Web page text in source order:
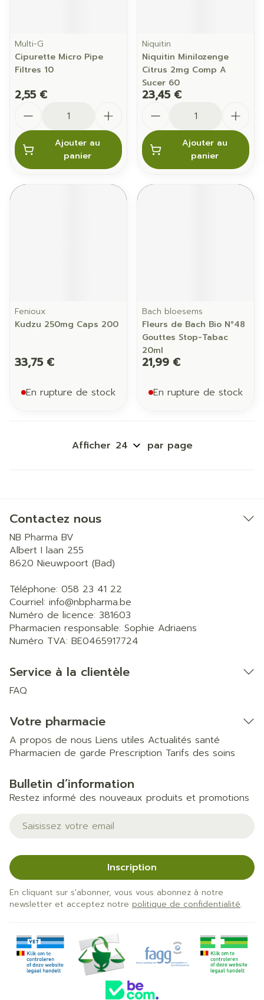
Multi-G
Cipurette Micro Pipe
Filtres 10
2,55 €
Ajouter au
panier
Niquitin
Niquitin Minilozenge
Citrus 2mg Comp A
Sucer 60
23,45 €
Ajouter au
panier
Fenioux
Kudzu 250mg Caps 200
33,75 €
En rupture de stock
Bach bloesems
Fleurs de Bach Bio N°48
Gouttes Stop-Tabac
20ml
21,99 €
En rupture de stock
Afficher par page
Contactez nous
NB Pharma BV
Albert I laan 255
8620 Nieuwpoort (Bad)
Téléphone: 058 23 41 22
Courriel: info@nbpharma.be
Numéro de licence: 381603
Pharmacien responsable: Sophie Adriaens
Numéro TVA: BE0465917724
Service à la clientèle
FAQ
Votre pharmacie
A propos de nous Liens utiles Actualités santé
Pharmacien de garde Prescription Tarifs des soins
Bulletin d’information
Restez informé des nouveaux produits et promotions
Adresse mail
Inscription
En cliquant sur s'abonner, vous vous abonnez à notre
newsletter et acceptez notre politique de confidentialité.